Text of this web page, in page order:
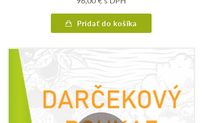
Pridať do košíka